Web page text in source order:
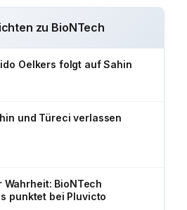
zu BioNTech
Oelkers folgt auf Sahin
und Türeci verlassen
Wahrheit: BioNTech
punktet bei Pluvicto